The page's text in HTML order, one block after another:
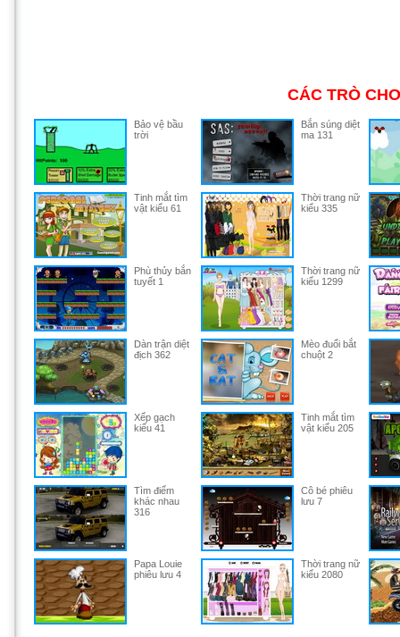
CÁC TRÒ
Bảo vệ bầu
trời
Bắn súng diệt
ma 131
Tinh mắt tìm
vật kiểu 61
Thời trang nữ
kiểu 335
Phù thủy bắn
tuyết 1
Thời trang nữ
kiểu 1299
Dàn trận diệt
địch 362
Mèo đuổi bắt
chuột 2
Xếp gạch
kiểu 41
Tinh mắt tìm
vật kiểu 205
Tìm điểm
khác nhau
316
Cô bé phiêu
lưu 7
Papa Louie
phiêu lưu 4
Thời trang nữ
kiểu 2080